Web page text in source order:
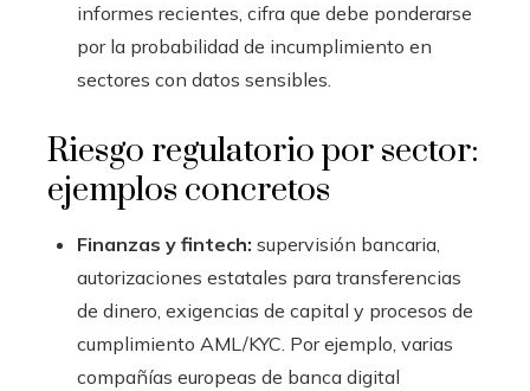
informes recientes, cifra que debe ponderarse
por la probabilidad de incumplimiento en
sectores con datos sensibles.
Riesgo regulatorio por sector:
ejemplos concretos
Finanzas y fintech: supervisión bancaria,
autorizaciones estatales para transferencias
de dinero, exigencias de capital y procesos de
cumplimiento AML/KYC. Por ejemplo, varias
compañías europeas de banca digital